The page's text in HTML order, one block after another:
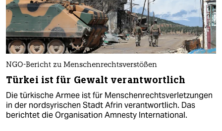
NGO-Bericht zu Menschenrechtsverstößen
Türkei ist für Gewalt verantwortlich
Die türkische Armee ist für Menschenrechtsverletzungen
in der nordsyrischen Stadt Afrin verantwortlich. Das
berichtet die Organisation Amnesty International.